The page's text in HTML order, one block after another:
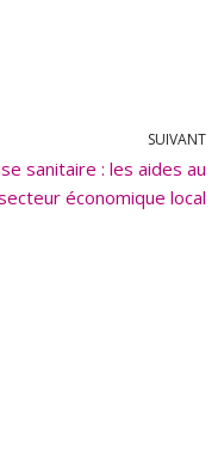
SUIVANT
sanitaire : les aides au
économique local